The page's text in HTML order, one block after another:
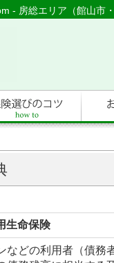
- 房総エリア（館山市
生命保険
などの利用者（債務